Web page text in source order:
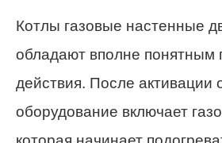
Котлы газовые настенные
обладают вполне понятным
действия. После активации
оборудование включает